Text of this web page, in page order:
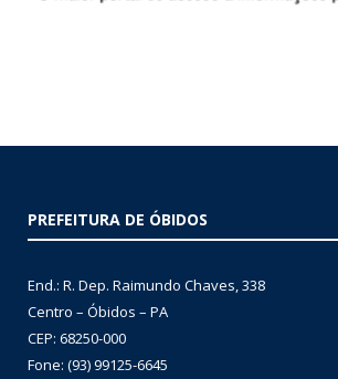
PREFEITURA DE ÓBIDOS
End.: R. Dep. Raimundo Chaves, 338
Centro – Óbidos – PA
CEP: 68250-000
Fone: (93) 99125-6645